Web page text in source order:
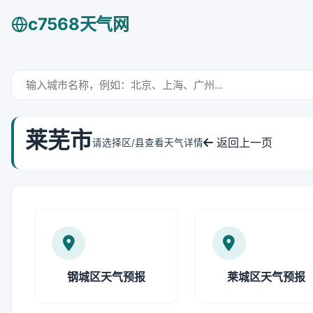
c7568天气网
莱芜市请选择区/县查看天气详情 返回上一页
钢城区天气预报 莱城区天气预报